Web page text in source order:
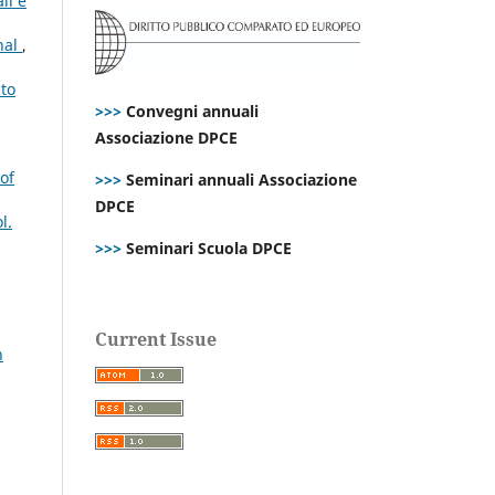
,
>>> Convegni annuali
Associazione DPCE
>>> Seminari annuali Associazione
DPCE
>>> Seminari Scuola DPCE
Current Issue